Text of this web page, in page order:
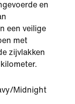
en
een veilige
met
zijvlakken
Midnight